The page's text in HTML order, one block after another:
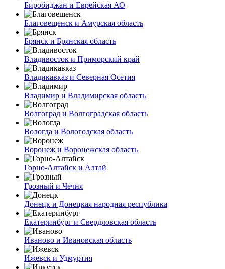
Биробиджан и Еврейская АО
Благовещенск и Амурская область
Брянск и Брянская область
Владивосток и Приморский край
Владикавказ и Северная Осетия
Владимир и Владимирская область
Волгоград и Волгоградская область
Вологда и Вологодская область
Воронеж и Воронежская область
Горно-Алтайск и Алтай
Грозный и Чечня
Донецк и Донецкая народная республика
Екатеринбург и Свердловская область
Иваново и Ивановская область
Ижевск и Удмуртия